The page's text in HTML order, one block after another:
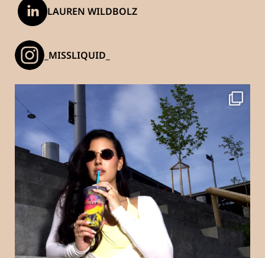
LAUREN WILDBOLZ
_MISSLIQUID_